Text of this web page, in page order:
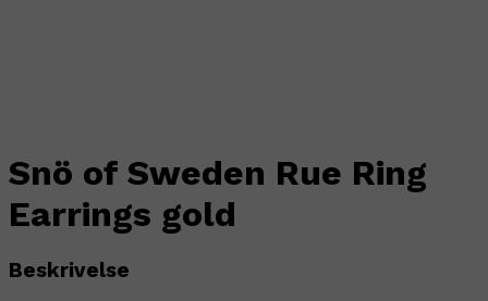
Snö of Sweden Rue Ring
Earrings gold
Beskrivelse